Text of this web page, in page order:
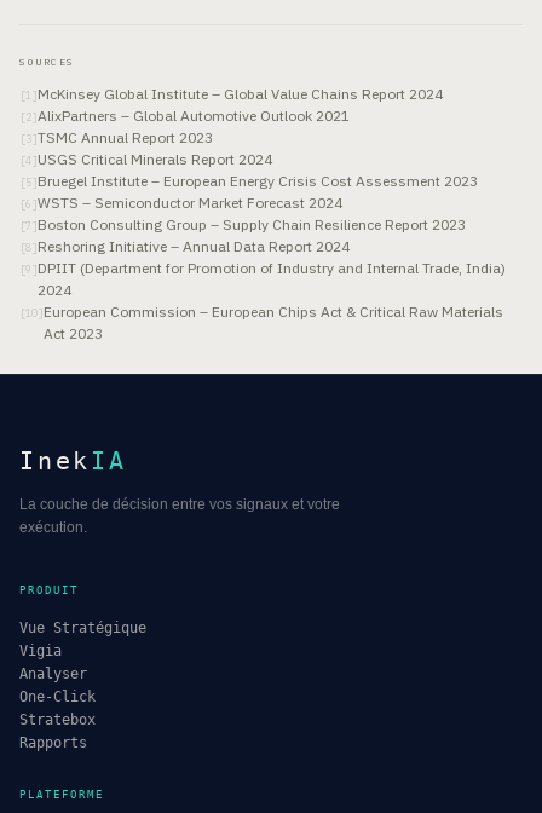
SOURCES
[1 ]McKinsey Global Institute – Global Value Chains Report 2024
[2]AlixPartners – Global Automotive Outlook 2021
[ 3]TSMC Annual Report 2023
[4 ]USGS Critical Minerals Report 2024
[5]Bruegel Institute – European Energy Crisis Cost Assessment 2023
[6 ]WSTS – Semiconductor Market Forecast 2024
[7 ]Boston Consulting Group – Supply Chain Resilience Report 2023
[8]Reshoring Initiative – Annual Data Report 2024
[9 ]DPIIT (Department for Promotion of Industry and Internal Trade, India)
2024
[10]European Commission – European Chips Act & Critical Raw Materials
Act 2023
Inek IA
La couche de décision entre vos signaux et votre
exécution.
PRODUIT
Vue Stratégique
Vigia
Analyser
One-Click
Stratebox
Rapports
PLATEFORME